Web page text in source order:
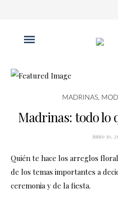
MADRINAS,
Madrinas: todo lo
junio 30,
Quién te hace los arreglos
de los temas importantes a
ceremonia y de la fiesta.